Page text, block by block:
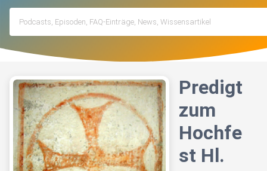
Predigt
zum
Hochfe
st Hl.